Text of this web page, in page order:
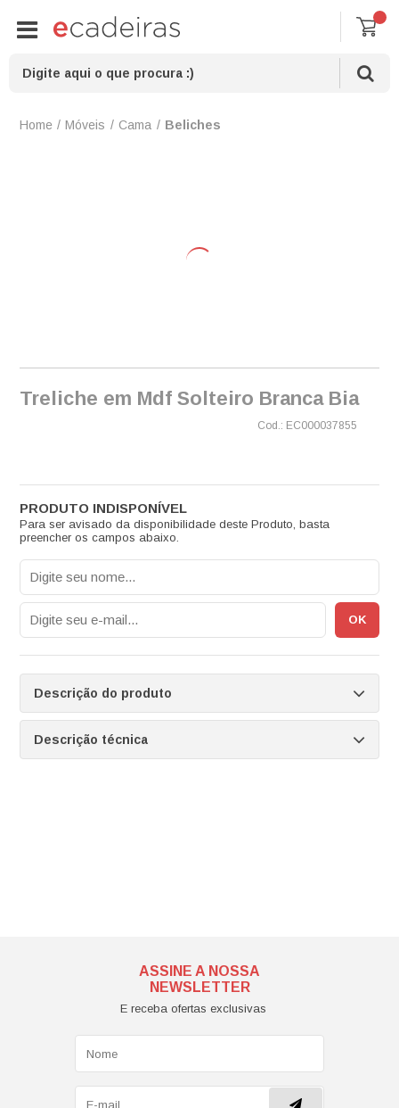
Móveis Cama Beliches
Treliche em Mdf Solteiro Branca Bia
EC000037855
Para ser avisado da disponibilidade deste Produto, basta
preencher os campos abaixo.
Descrição do produto
Descrição técnica
ASSINE A NOSSA
NEWSLETTER
E receba ofertas exclusivas